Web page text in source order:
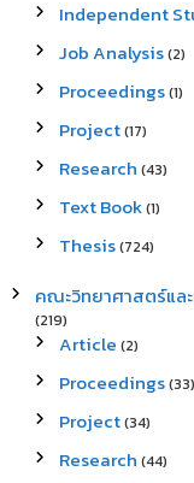
Independent
Job Analysis(2)
Proceedings(1)
Project(17)
Research (43)
Text Book(1)
Thesis(724)
คณะวิทยาศาสตร์แล
(219)
Article (2)
Proceedings(33)
Project(34)
Research (44)